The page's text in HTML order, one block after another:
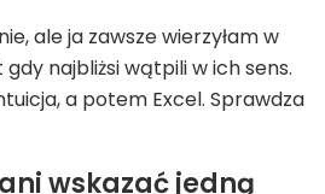
ale ja zawsze wierzyłam w
najbliżsi wątpili w ich sens.
a potem Excel. Sprawdza
wskazać jedną